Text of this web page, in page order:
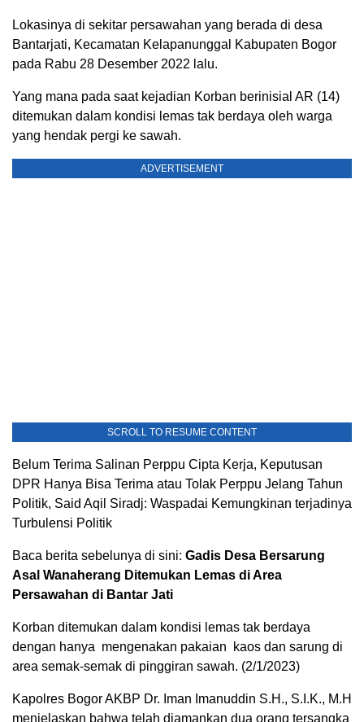
Lokasinya di sekitar persawahan yang berada di desa
Bantarjati, Kecamatan Kelapanunggal Kabupaten Bogor
pada Rabu 28 Desember 2022 lalu.
Yang mana pada saat kejadian Korban berinisial AR (14)
ditemukan dalam kondisi lemas tak berdaya oleh warga
yang hendak pergi ke sawah.
ADVERTISEMENT
SCROLL TO RESUME CONTENT
Belum Terima Salinan Perppu Cipta Kerja, Keputusan
DPR Hanya Bisa Terima atau Tolak Perppu Jelang Tahun
Politik, Said Aqil Siradj: Waspadai Kemungkinan terjadinya
Turbulensi Politik
Baca berita sebelunya di sini: Gadis Desa Bersarung
Asal Wanaherang Ditemukan Lemas di Area
Persawahan di Bantar Jati
Korban ditemukan dalam kondisi lemas tak berdaya
dengan hanya mengenakan pakaian kaos dan sarung di
area semak-semak di pinggiran sawah. (2/1/2023)
Kapolres Bogor AKBP Dr. Iman Imanuddin S.H., S.I.K., M.H
menjelaskan bahwa telah diamankan dua orang tersangka